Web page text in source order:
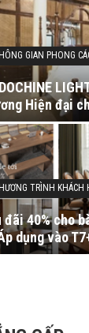
GIAN PHONG
Hiện đại
TRÌNH KHÁCH
đãi 40% cho
dụng vào